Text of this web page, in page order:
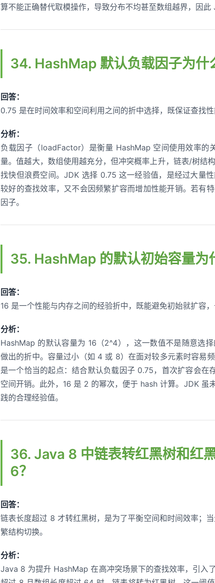
算不能正确替代取模操作，导致分布不均甚至数组越界，因此
34. HashMap 默认负载因子为什
回答：
0.75 是在时间效率和空间利用之间的折中选择，既保证查找性
分析：
负载因子（loadFactor）是衡量 HashMap 空间使用效率的
量。值越大，数组使用越充分，但冲突概率上升，链表/树结
找快但浪费空间。JDK 选择 0.75 这一经验值，是经过大量
较好的查找效率，又不会因频繁扩容而增加性能开销。若有
因子。
35. HashMap 的默认初始容量为
回答：
16 是一个性能与内存之间的经验折中，既能避免初始就扩容，
分析：
HashMap 的默认容量为 16（2^4），这一数值不是随意选
做出的折中。容量过小（如 4 或 8）在面对较多元素时容易
是一个恰当的起点：结合默认负载因子 0.75，首次扩容会在
空间开销。此外，16 是 2 的幂次，便于 hash 计算。JDK 虽
践的合理经验值。
36. Java 8 中链表转红黑树和红
6？
回答：
链表长度超过 8 才转红黑树，是为了平衡空间和时间效率；
繁结构切换。
分析：
Java 8 为提升 HashMap 在高冲突场景下的查找效率，引入